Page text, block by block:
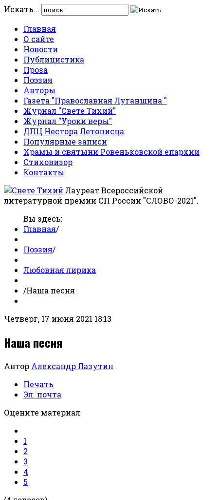
Искать...
Главная
О сайте
Новости
Публицистика
Проза
Поэзия
Авторы
Газета "Православная Луганщина "
Журнал "Свете Тихий"
Журнал "Уроки веры"
ДПЦ Нестора Летописца
Популярные записи
Храмы и святыни Ровеньковской епархии
Стиховизор
Контакты
Лауреат Всероссийской
литературной премии СП России "СЛОВО-2021".
Вы здесь:
Главная/
Поэзия/
Любовная лирика
/Наша песня
Четверг, 17 июня 2021 18:13
Наша песня
Автор Александр Лазутин
Печать
Эл. почта
Оцените материал
1
2
3
4
5